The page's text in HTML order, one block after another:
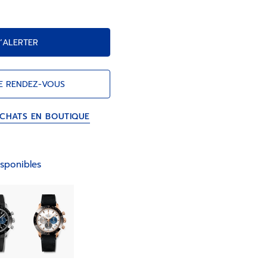
RENDEZ-VOUS
EN BOUTIQUE